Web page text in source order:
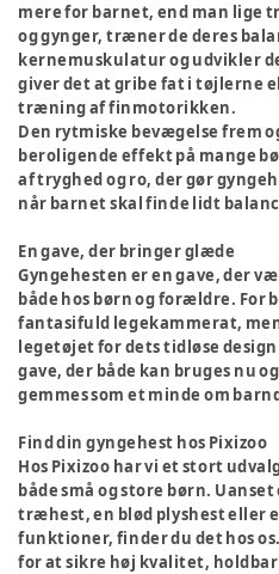
mere for barnet, end man lige
og gynger, træner de deres
kernemuskulatur og udvikler
giver det at gribe fat i tøjlerne
træning af finmotorikken.
Den rytmiske bevægelse frem
beroligende effekt på mange
af tryghed og ro, der gør
når barnet skal finde lidt
En gave, der bringer glæde
Gyngehesten er en gave, der
både hos børn og forældre. For
fantasifuld legekammerat,
legetøjet for dets tidløse
gave, der både kan bruges nu
gemmes som et minde om
Find din gyngehest hos Pixizoo
Hos Pixizoo har vi et stort
både små og store børn.
træhest, en blød plyshest eller
funktioner, finder du det hos
for at sikre høj kvalitet,